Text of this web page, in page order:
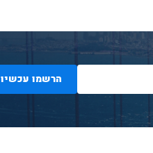
הרשמו עכשיו